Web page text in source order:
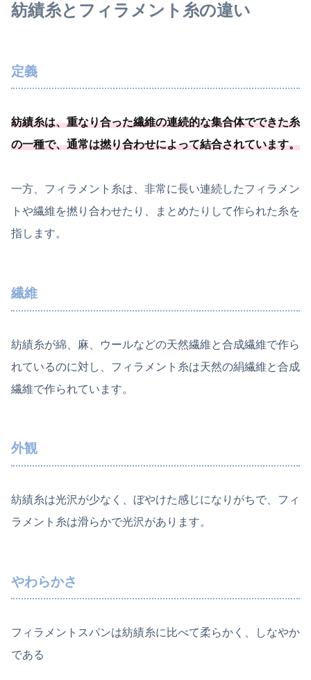
紡績糸とフィラメント糸の違い
定義
紡績糸は、重なり合った繊維の連続的な集合体でできた糸
の一種で、通常は撚り合わせによって結合されています。
一方、フィラメント糸は、非常に長い連続したフィラメン
トや繊維を撚り合わせたり、まとめたりして作られた糸を
指します。
繊維
紡績糸が綿、麻、ウールなどの天然繊維と合成繊維で作ら
れているのに対し、フィラメント糸は天然の絹繊維と合成
繊維で作られています。
外観
紡績糸は光沢が少なく、ぼやけた感じになりがちで、フィ
ラメント糸は滑らかで光沢があります。
やわらかさ
フィラメントスパンは紡績糸に比べて柔らかく、しなやか
である